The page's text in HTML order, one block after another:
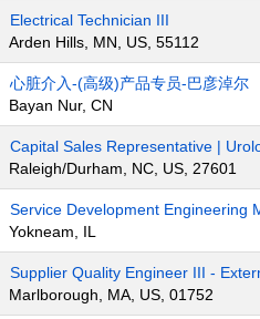
Electrical Technician III
Arden Hills, MN, US, 55112
心脏介入-(高级)产品专员-巴彦淖尔
Bayan Nur, CN
Capital Sales Representative |
Raleigh/Durham, NC, US, 27601
Service Development Engineering
Yokneam, IL
Supplier Quality Engineer III -
Marlborough, MA, US, 01752